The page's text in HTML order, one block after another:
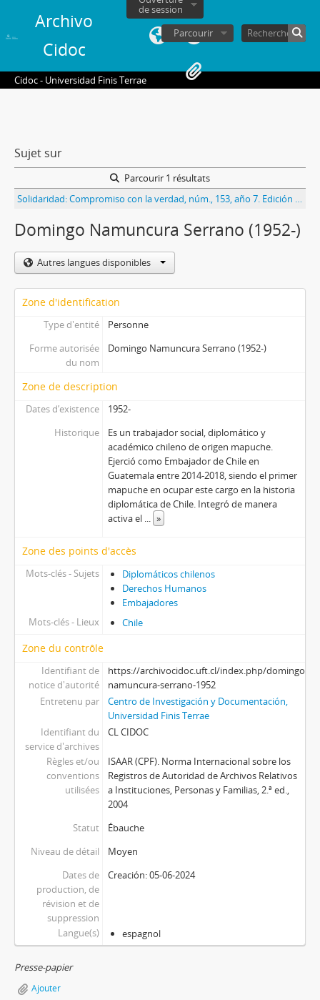
Archivo
Cidoc
de session
Parcourir
Cidoc - Universidad Finis Terrae
Sujet sur
Parcourir 1 résultats
Solidaridad: Compromiso con la verdad, núm., 153, año 7. Edición titulada No violencia activa: desafío para valientes
Domingo Namuncura Serrano (1952-)
Autres langues disponibles
Zone d'identification
Type d'entité
Personne
Forme autorisée
du nom
Domingo Namuncura Serrano (1952-)
Zone de description
Dates d’existence
1952-
Historique
Es un trabajador social, diplomático y
académico chileno de origen mapuche.
Ejerció como Embajador de Chile en
Guatemala entre 2014-2018, siendo el primer
mapuche en ocupar este cargo en la historia
diplomática de Chile.​ Integró de manera
activa el ... »
Zone des points d'accès
Mots-clés - Sujets
Diplomáticos chilenos
Derechos Humanos
Embajadores
Mots-clés - Lieux
Chile
Zone du contrôle
Identifiant de
notice d'autorité
https://archivocidoc.uft.cl/index.php/domingo-
namuncura-serrano-1952
Entretenu par
Centro de Investigación y Documentación,
Universidad Finis Terrae
Identifiant du
service d'archives
CL CIDOC
Règles et/ou
conventions
utilisées
ISAAR (CPF). Norma Internacional sobre los
Registros de Autoridad de Archivos Relativos
a Instituciones, Personas y Familias, 2.ª ed.,
2004
Statut
Ébauche
Niveau de détail
Moyen
Dates de
production, de
révision et de
suppression
Creación: 05-06-2024
Langue(s) espagnol
Presse-papier
Ajouter